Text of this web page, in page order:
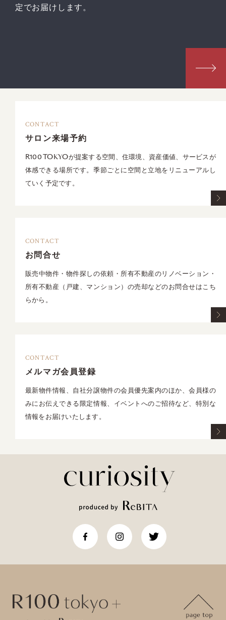
定でお届けします。
CONTACT
サロン来場予約
R100 TOKYOが提案する空間、住環境、資産価値、サービスが
体感できる場所です。季節ごとに空間と立地をリニューアルし
ていく予定です。
CONTACT
お問合せ
販売中物件・物件探しの依頼・所有不動産のリノベーション・
所有不動産（戸建、マンション）の売却などのお問合せはこち
らから。
CONTACT
メルマガ会員登録
最新物件情報、自社分譲物件の会員優先案内のほか、会員様の
みにお伝えできる限定情報、イベントへのご招待など、特別な
情報をお届けいたします。